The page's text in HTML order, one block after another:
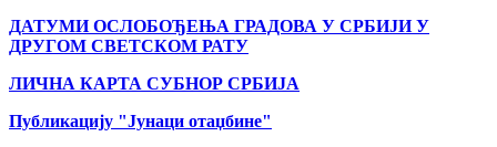
ДАТУМИ ОСЛОБОЂЕЊА ГРАДОВА У СРБИЈИ У
ДРУГОМ СВЕТСКОМ РАТУ
ЛИЧНА КАРТА СУБНОР СРБИЈА
Публикацију "Јунаци отаџбине"